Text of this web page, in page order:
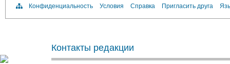
Конфиденциальность Условия Справка Пригласить друга
Контакты редакции